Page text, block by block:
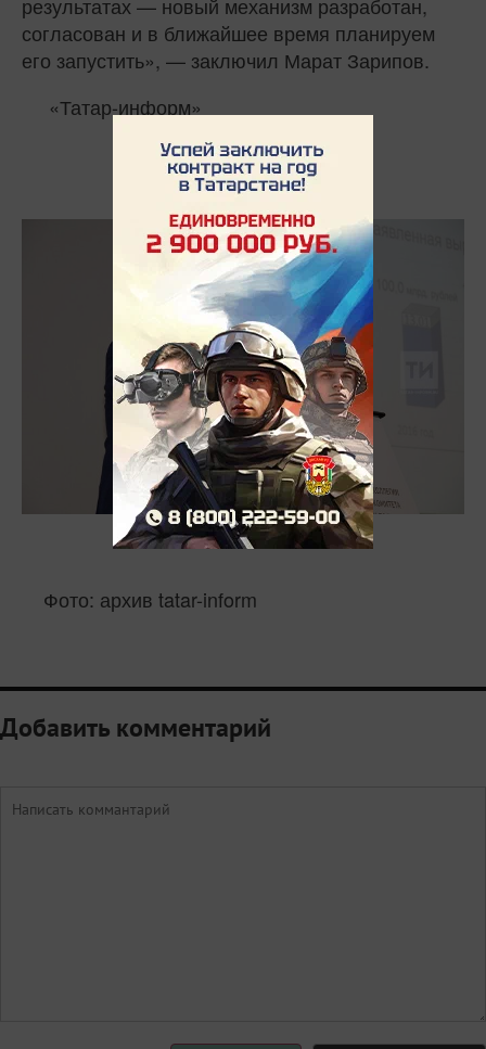
согласован и в ближайшее время планируем
его запустить», — заключил Марат Зарипов.
«Татар-информ»
Фото: архив tatar-inform
Добавить комментарий